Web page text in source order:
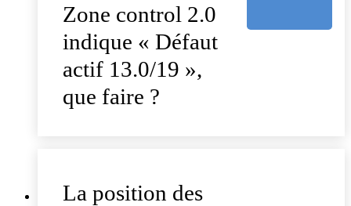
Zone control 2.0
indique « Défaut
actif 13.0/19 »,
que faire ?
La position des